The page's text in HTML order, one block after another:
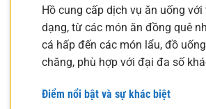
Hồ cung cấp dịch vụ ăn uống
dạng, từ các món ăn đồng quê
cá hấp đến các món lẩu, đồ
chăng, phù hợp với đại đa số
Điểm nổi bật và sự khác biệt